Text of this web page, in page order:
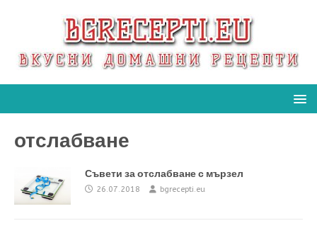
отслабване
Съвети за отслабване с мързел
26.07.2018 bgrecepti.eu